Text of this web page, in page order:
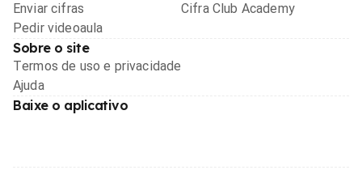
Enviar cifras
Pedir videoaula
Cifra Club Academy
Sobre o site
Termos de uso e privacidade
Ajuda
Baixe o aplicativo